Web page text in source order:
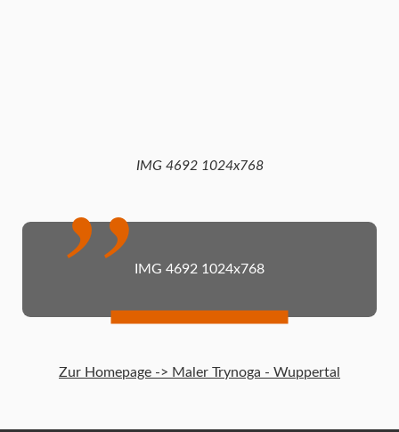
IMG 4692 1024x768
IMG 4692 1024x768
Zur Homepage -> Maler Trynoga - Wuppertal